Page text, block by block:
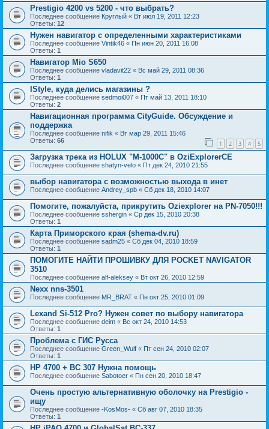
Prestigio 4200 vs 5200 - что выбрать?
Последнее сообщение Круглый « Вт июл 19, 2011 12:23
Ответы: 12
Нужен навигатор с определенными характеристиками
Последнее сообщение Vintik46 « Пн июн 20, 2011 16:08
Ответы: 1
Навигатор Mio S650
Последнее сообщение vladavit22 « Вс май 29, 2011 08:36
Ответы: 1
IStyle, куда делись магазины ?
Последнее сообщение sedmoi007 « Пт май 13, 2011 18:10
Ответы: 2
Навигационная программа CityGuide. Обсуждение и
поддержка
Последнее сообщение nifik « Вт мар 29, 2011 15:46
Ответы: 66 1 2 3 4 5
Загрузка трека из HOLUX "M-1000C" в OziExplorerCE
Последнее сообщение shatyn-velo « Пт дек 24, 2010 21:55
выбор навигатора с возможностью выхода в инет
Последнее сообщение Andrey_spb « Сб дек 18, 2010 14:07
Помогите, пожалуйста, прикрутить Oziexplorer на PN-7050!!!
Последнее сообщение sshergin « Ср дек 15, 2010 20:38
Ответы: 1
Карта Приморского края (shema-dv.ru)
Последнее сообщение sadm25 « Сб дек 04, 2010 18:59
Ответы: 1
ПОМОГИТЕ НАЙТИ ПРОШИВКУ ДЛЯ POCKET NAVIGATOR
3510
Последнее сообщение alf-aleksey « Вт окт 26, 2010 12:59
Nexx nns-3501
Последнее сообщение MR_BRAT « Пн окт 25, 2010 01:09
Lexand Si-512 Pro? Нужен совет по выбору навигатора
Последнее сообщение deim « Вс окт 24, 2010 14:53
Ответы: 1
Проблема с ГИС Русса
Последнее сообщение Green_Wulf « Пт сен 24, 2010 02:07
Ответы: 1
HP 4700 + BC 307 Нужна помощь
Последнее сообщение Sabotoer « Пн сен 20, 2010 18:47
Очень простую альтернативную оболочку на Prestigio -
ищу
Последнее сообщение -KosMos- « Сб авг 07, 2010 18:35
Ответы: 1